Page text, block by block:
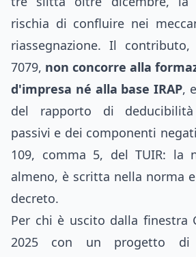
rischia di confluire nei
riassegnazione. Il
7079, non concorre alla
d'impresa né alla base IRAP,
del rapporto di
passivi e dei componenti
109, comma 5, del TUIR: la
almeno, è scritta nella norma
decreto.
Per chi è uscito dalla finestra
2025 con un progetto di